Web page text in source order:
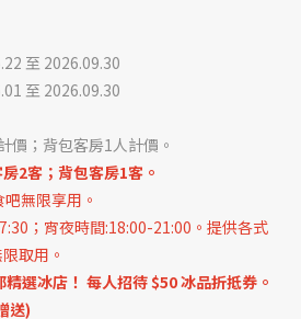
至 2026.09.30
至 2026.09.30
價；背包客房1人計價。
2客；背包客房1客。
無限享用。
；宵夜時間:18:00-21:00。提供各式
取用。
精選冰店！ 每人招待 $50 冰品折抵券。
送)